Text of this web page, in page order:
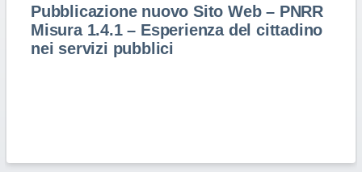
Pubblicazione nuovo Sito Web – PNRR
Misura 1.4.1 – Esperienza del cittadino
nei servizi pubblici